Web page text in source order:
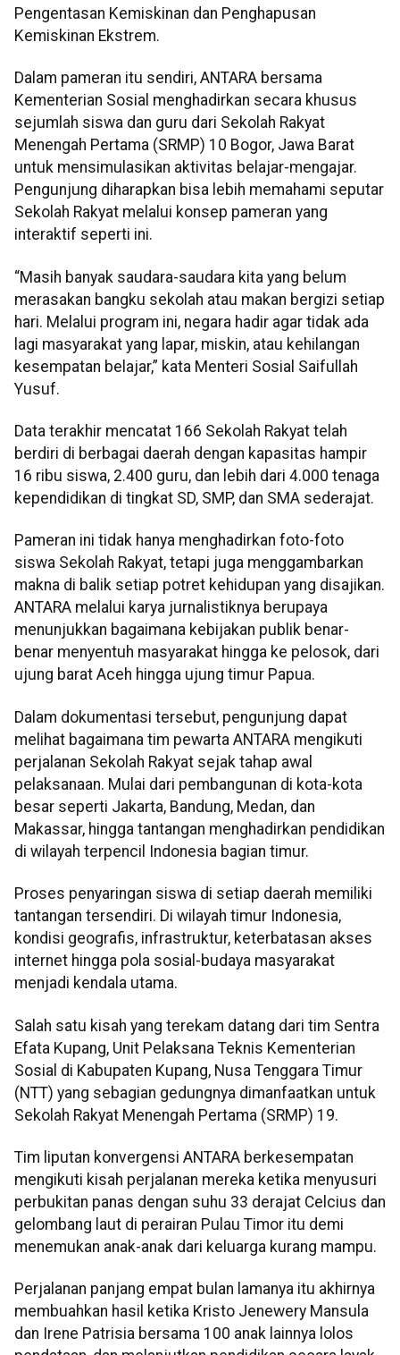
Pengentasan Kemiskinan dan Penghapusan
Kemiskinan Ekstrem.
Dalam pameran itu sendiri, ANTARA bersama
Kementerian Sosial menghadirkan secara khusus
sejumlah siswa dan guru dari Sekolah Rakyat
Menengah Pertama (SRMP) 10 Bogor, Jawa Barat
untuk mensimulasikan aktivitas belajar-mengajar.
Pengunjung diharapkan bisa lebih memahami seputar
Sekolah Rakyat melalui konsep pameran yang
interaktif seperti ini.
“Masih banyak saudara-saudara kita yang belum
merasakan bangku sekolah atau makan bergizi setiap
hari. Melalui program ini, negara hadir agar tidak ada
lagi masyarakat yang lapar, miskin, atau kehilangan
kesempatan belajar,” kata Menteri Sosial Saifullah
Yusuf.
Data terakhir mencatat 166 Sekolah Rakyat telah
berdiri di berbagai daerah dengan kapasitas hampir
16 ribu siswa, 2.400 guru, dan lebih dari 4.000 tenaga
kependidikan di tingkat SD, SMP, dan SMA sederajat.
Pameran ini tidak hanya menghadirkan foto-foto
siswa Sekolah Rakyat, tetapi juga menggambarkan
makna di balik setiap potret kehidupan yang disajikan.
ANTARA melalui karya jurnalistiknya berupaya
menunjukkan bagaimana kebijakan publik benar-
benar menyentuh masyarakat hingga ke pelosok, dari
ujung barat Aceh hingga ujung timur Papua.
Dalam dokumentasi tersebut, pengunjung dapat
melihat bagaimana tim pewarta ANTARA mengikuti
perjalanan Sekolah Rakyat sejak tahap awal
pelaksanaan. Mulai dari pembangunan di kota-kota
besar seperti Jakarta, Bandung, Medan, dan
Makassar, hingga tantangan menghadirkan pendidikan
di wilayah terpencil Indonesia bagian timur.
Proses penyaringan siswa di setiap daerah memiliki
tantangan tersendiri. Di wilayah timur Indonesia,
kondisi geografis, infrastruktur, keterbatasan akses
internet hingga pola sosial-budaya masyarakat
menjadi kendala utama.
Salah satu kisah yang terekam datang dari tim Sentra
Efata Kupang, Unit Pelaksana Teknis Kementerian
Sosial di Kabupaten Kupang, Nusa Tenggara Timur
(NTT) yang sebagian gedungnya dimanfaatkan untuk
Sekolah Rakyat Menengah Pertama (SRMP) 19.
Tim liputan konvergensi ANTARA berkesempatan
mengikuti kisah perjalanan mereka ketika menyusuri
perbukitan panas dengan suhu 33 derajat Celcius dan
gelombang laut di perairan Pulau Timor itu demi
menemukan anak-anak dari keluarga kurang mampu.
Perjalanan panjang empat bulan lamanya itu akhirnya
membuahkan hasil ketika Kristo Jenewery Mansula
dan Irene Patrisia bersama 100 anak lainnya lolos